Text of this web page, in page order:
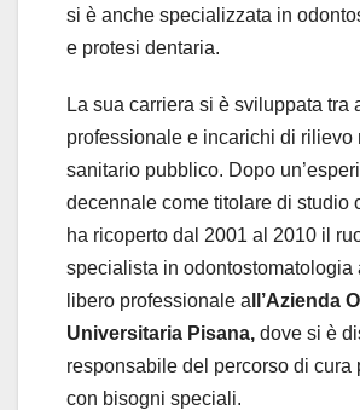
si è anche specializzata in
e protesi dentaria.
La sua carriera si è sviluppata tra
professionale e incarichi di rilievo
sanitario pubblico. Dopo
decennale come titolare di studio
ha ricoperto dal 2001 al 2010 il
specialista in odontostomatologia
libero professionale a ll’Azienda
Universitaria Pisana, dove si è
responsabile del percorso di cura
con bisogni speciali.